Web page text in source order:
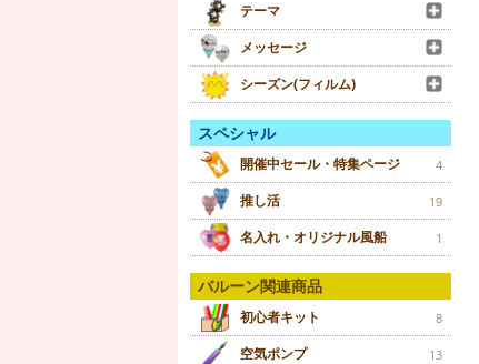
テーマ
メッセージ
シーズン(フィルム)
スペシャル
開催中セール・特集ページ 4
推し活 19
名入れ・オリジナル風船 1
バルーン関連商品
初心者キット 8
空気ポンプ 13